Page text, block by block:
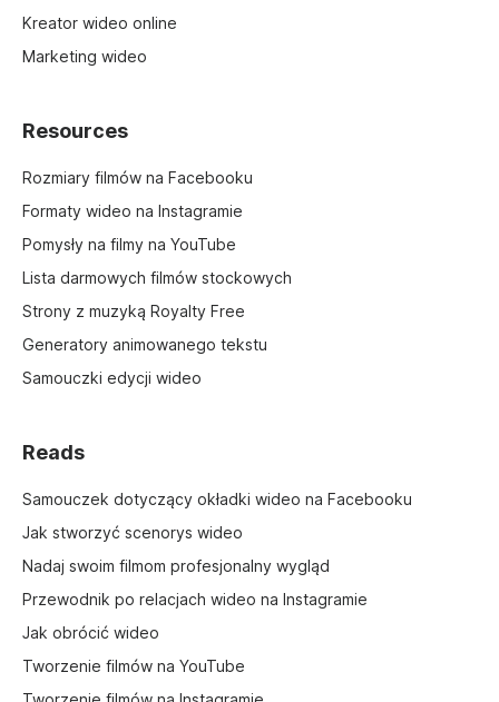
Kreator wideo online
Marketing wideo
Resources
Rozmiary filmów na Facebooku
Formaty wideo na Instagramie
Pomysły na filmy na YouTube
Lista darmowych filmów stockowych
Strony z muzyką Royalty Free
Generatory animowanego tekstu
Samouczki edycji wideo
Reads
Samouczek dotyczący okładki wideo na Facebooku
Jak stworzyć scenorys wideo
Nadaj swoim filmom profesjonalny wygląd
Przewodnik po relacjach wideo na Instagramie
Jak obrócić wideo
Tworzenie filmów na YouTube